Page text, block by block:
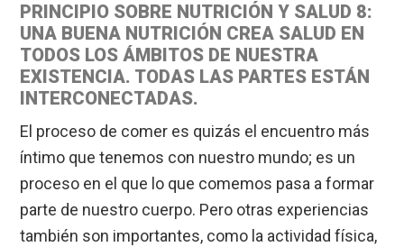
PRINCIPIO SOBRE NUTRICIÓN Y SALUD 8:
UNA BUENA NUTRICIÓN CREA SALUD EN
TODOS LOS ÁMBITOS DE NUESTRA
EXISTENCIA. TODAS LAS PARTES ESTÁN
INTERCONECTADAS.
El proceso de comer es quizás el encuentro más
íntimo que tenemos con nuestro mundo; es un
proceso en el que lo que comemos pasa a formar
parte de nuestro cuerpo. Pero otras experiencias
también son importantes, como la actividad física,